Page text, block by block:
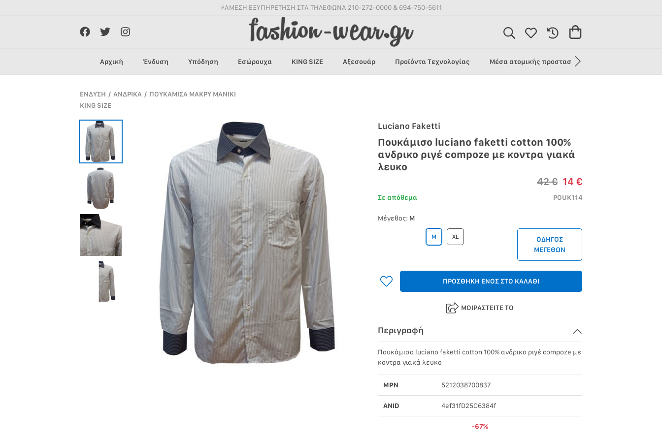
⚡ΑΜΕΣΗ ΕΞΥΠΗΡΕΤΗΣΗ ΣΤΑ ΤΗΛΕΦΩΝΑ 210-272-0000 & 694-750-5611
Αρχική Ένδυση Υπόδηση Εσώρουχα KING SIZE Αξεσουάρ Προϊόντα Τεχνολογίας Μέσα ατομικής προστασίας
ΕΝΔΥΣΗ / ΑΝΔΡΙΚΑ / ΠΟΥΚΑΜΙΣΑ ΜΑΚΡΥ ΜΑΝΙΚΙ
KING SIZE
Luciano Faketti
Πουκάμισο luciano faketti cotton 100%
ανδρικο ριγέ compoze με κοντρα γιακά
λευκο
42 € 14 €
Σε απόθεμα POUK114
Μέγεθος: M
M XL
ΟΔΗΓΟΣ
ΜΕΓΕΘΩΝ
ΠΡΟΣΘΗΚΗ ΕΝΟΣ ΣΤΟ ΚΑΛΑΘΙ
ΜΟΙΡΑΣΤΕΙΤΕ ΤΟ
Περιγραφή
Πουκάμισο luciano faketti cotton 100% ανδρικο ριγέ compoze με
κοντρα γιακά λευκο
MPN 5212038700837
ANID 4ef31fD25C6384f
-67%